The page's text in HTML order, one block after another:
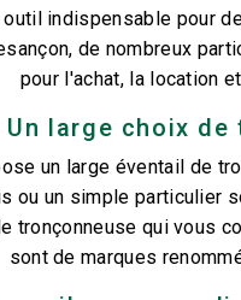
indispensable pour
de nombreux
pour l'achat, la location
Un large choix
un large éventail de
ou un simple particulier
tronçonneuse qui vous
sont de marques